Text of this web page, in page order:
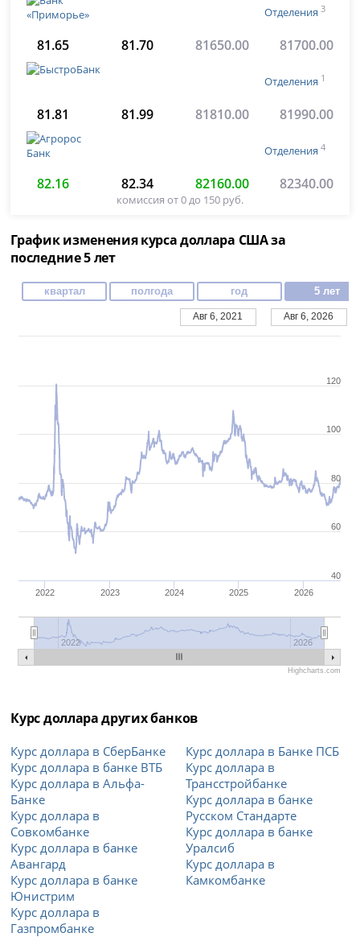
Отделения 3
81.65 81.70 81650.00 81700.00
Отделения 1
81.81 81.99 81810.00 81990.00
Отделения 4
82.16 82.34 82160.00 82340.00
комиссия от 0 до 150 руб.
График изменения курса доллара США за
последние 5 лет
2022 2023 2024 2025 2026
2022 2026
40
60
80
100
120
квартал полгода год 5 лет
Авг 6, 2021 Авг 6, 2026
Highcharts.com
Курс доллара других банков
Курс доллара в СберБанке
Курс доллара в банке ВТБ
Курс доллара в Альфа-
Банке
Курс доллара в
Совкомбанке
Курс доллара в банке
Авангард
Курс доллара в банке
Юнистрим
Курс доллара в
Газпромбанке
Курс доллара в Банке ПСБ
Курс доллара в
Трансстройбанке
Курс доллара в банке
Русском Стандарте
Курс доллара в банке
Уралсиб
Курс доллара в
Камкомбанке